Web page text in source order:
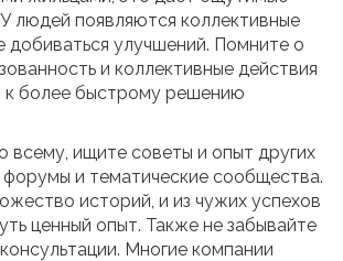
людей появляются коллективные
добиваться улучшений. Помните о
и коллективные действия
к более быстрому решению
всему, ищите советы и опыт других
и тематические сообщества.
историй, и из чужих успехов
ценный опыт. Также не забывайте
Многие компании